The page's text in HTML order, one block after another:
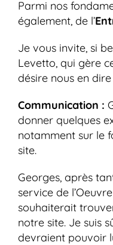
Parmi nos
également, de l’
Je vous invite, si
Levetto, qui gère
désire nous en dire
Communication :
donner quelques
notamment sur le
site.
Georges, après
service de
souhaiterait
notre site. Je suis
devraient pouvoir